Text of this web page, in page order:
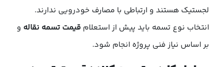
لجستیک هستند و ارتباطی با مصارف خودرویی ندارند.
انتخاب نوع تسمه باید پیش از استعلام قیمت تسمه نقاله و
بر اساس نیاز فنی پروژه انجام شود.